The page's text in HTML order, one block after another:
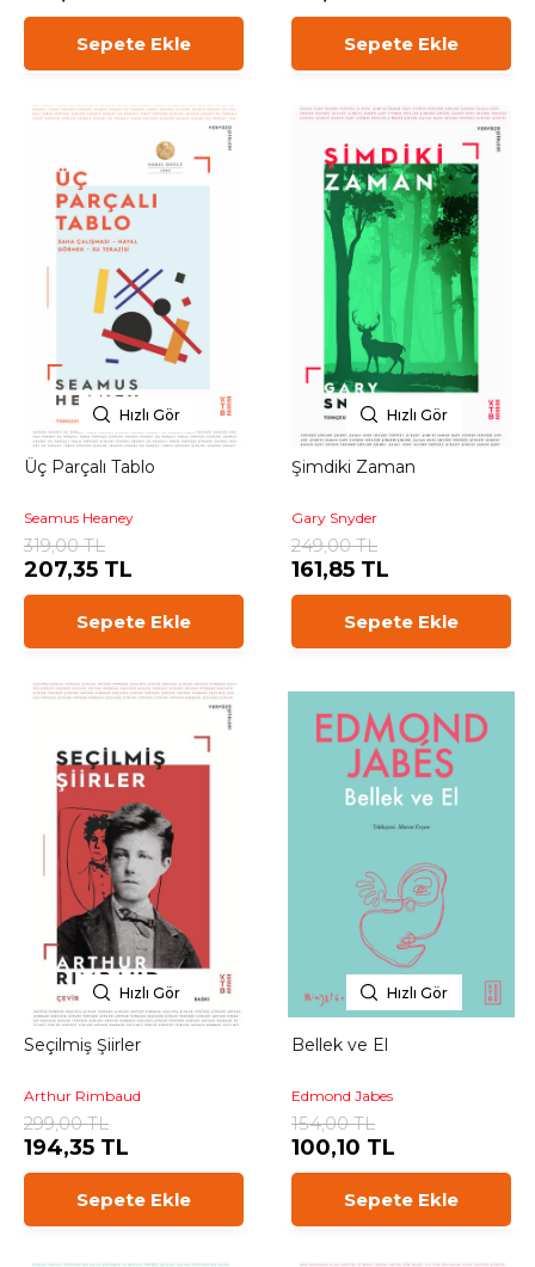
Sepete Ekle Sepete Ekle
Hızlı Gör
Üç Parçalı Tablo
Seamus Heaney
319,00 TL
207,35 TL
Sepete Ekle
Hızlı Gör
Şimdiki Zaman
Gary Snyder
249,00 TL
161,85 TL
Sepete Ekle
Hızlı Gör
Seçilmiş Şiirler
Arthur Rimbaud
299,00 TL
194,35 TL
Sepete Ekle
Hızlı Gör
Bellek ve El
Edmond Jabes
154,00 TL
100,10 TL
Sepete Ekle